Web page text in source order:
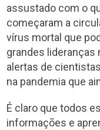
assustado com o
começaram a
vírus mortal que
grandes lideranças
alertas de
na pandemia que
É claro que todos
informações e